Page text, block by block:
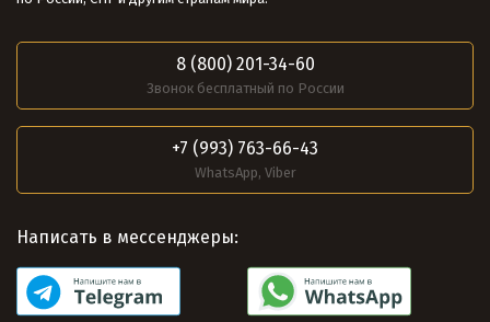
8 (800) 201-34-60
Звонок бесплатный по России
+7 (993) 763-66-43
WhatsApp, Viber
Написать в мессенджеры: